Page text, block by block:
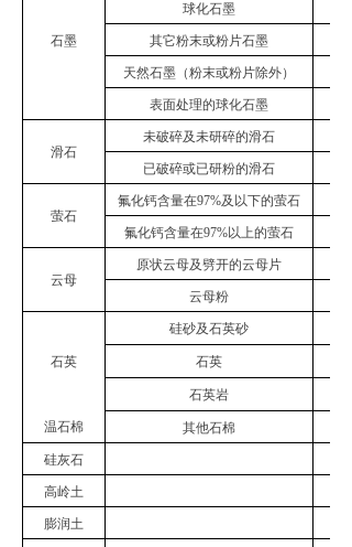
石墨
球化石墨
其它粉末或粉片石墨
天然石墨（粉末或粉片除外）
表面处理的球化石墨
滑石
未破碎及未研碎的滑石
已破碎或已研粉的滑石
萤石
氟化钙含量在97%及以下的萤石
氟化钙含量在97%以上的萤石
云母
原状云母及劈开的云母片
云母粉
石英
硅砂及石英砂
石英
石英岩
温石棉 其他石棉
硅灰石
高岭土
膨润土